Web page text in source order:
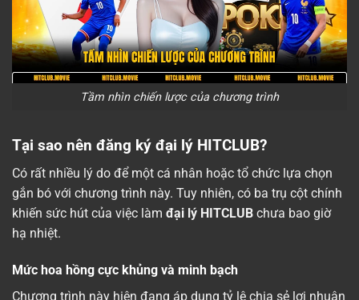
Tầm nhìn chiến lược của chương trình
Tại sao nên đăng ký đại lý HITCLUB?
Có rất nhiều lý do để một cá nhân hoặc tổ chức lựa chọn
gắn bó với chương trình này. Tuy nhiên, có ba trụ cột chính
khiến sức hút của việc làm đại lý HITCLUB chưa bao giờ
hạ nhiệt.
Mức hoa hồng cực khủng và minh bạch
Chương trình này hiện đang áp dụng tỷ lệ chia sẻ lợi nhuận